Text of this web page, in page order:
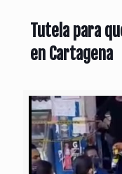
Tutela para
en Cartagena